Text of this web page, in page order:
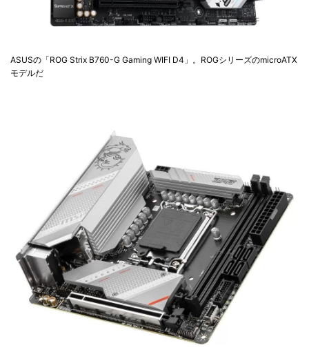
ASUSの「ROG Strix B760-G Gaming WIFI D4」。ROGシリーズのmicroATX
モデルだ